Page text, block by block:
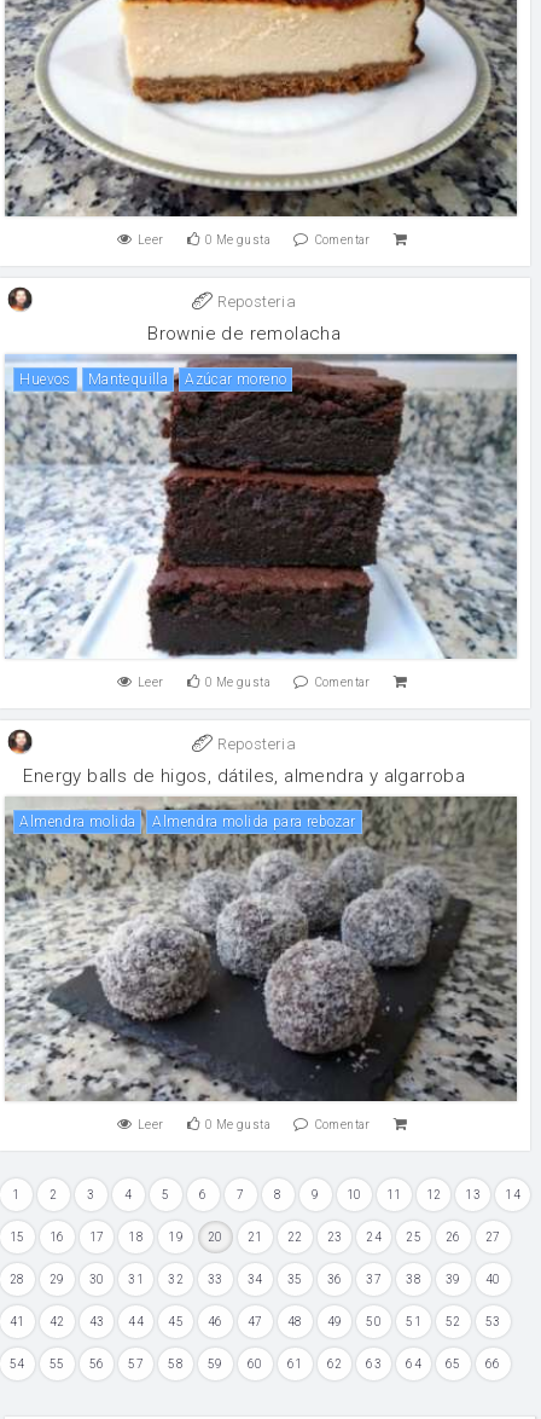
Leer 0 Me gusta Comentar
Reposteria
Brownie de remolacha
huevos mantequilla Azúcar moreno
Leer 0 Me gusta Comentar
Reposteria
Energy balls de higos, dátiles, almendra y algarroba
Almendra molida Almendra molida para rebozar
Leer 0 Me gusta Comentar
1 2 3 4 5 6 7 8 9 10 11 12 13 14
15 16 17 18 19 20 21 22 23 24 25 26 27
28 29 30 31 32 33 34 35 36 37 38 39 40
41 42 43 44 45 46 47 48 49 50 51 52 53
54 55 56 57 58 59 60 61 62 63 64 65 66